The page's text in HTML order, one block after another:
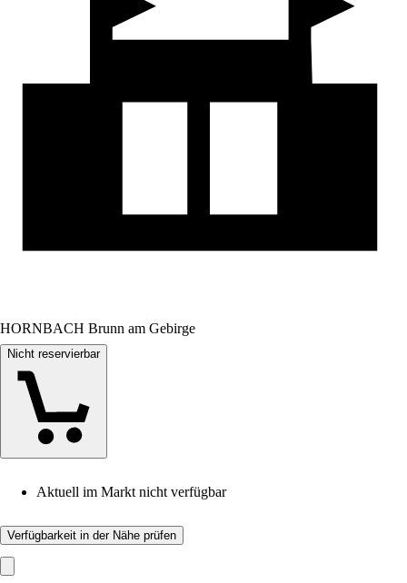
HORNBACH Brunn am Gebirge
Nicht reservierbar
Aktuell im Markt nicht verfügbar
Verfügbarkeit in der Nähe prüfen